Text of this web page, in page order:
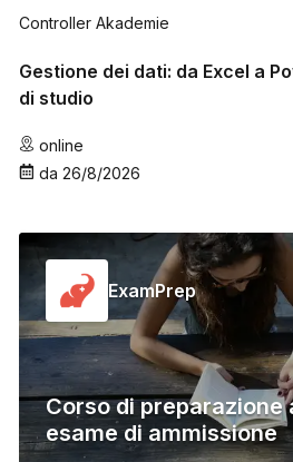
Controller Akademie
Gestione dei dati: da Excel a
di studio
online
da 26/8/2026
ExamPrep
Corso di preparazione
esame di ammissione